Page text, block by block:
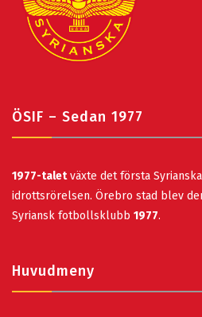
ÖSIF – Sedan 1977
1977-taletväxte det första
idrottsrörelsen. Örebro stad blev
Syriansk fotbollsklubb 1977.
Huvudmeny